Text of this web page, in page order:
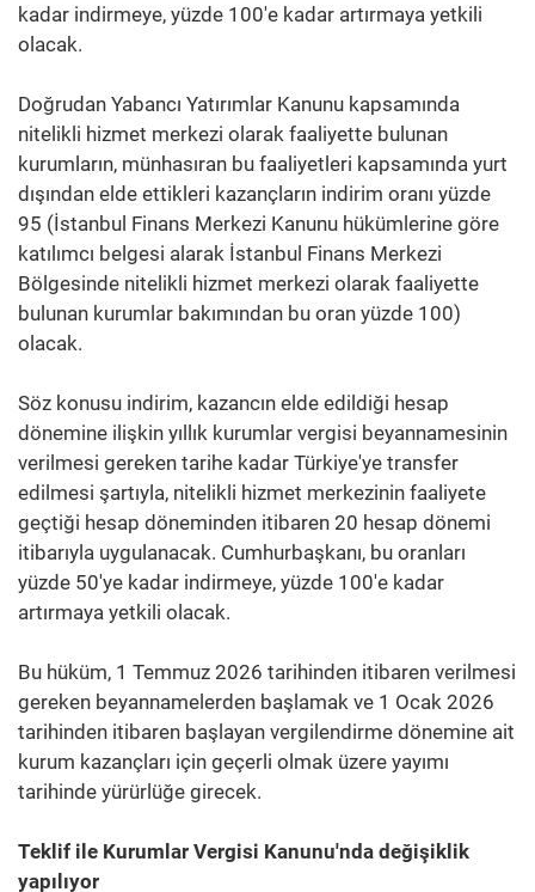
kadar indirmeye, yüzde 100'e kadar artırmaya yetkili
olacak.
Doğrudan Yabancı Yatırımlar Kanunu kapsamında
nitelikli hizmet merkezi olarak faaliyette bulunan
kurumların, münhasıran bu faaliyetleri kapsamında yurt
dışından elde ettikleri kazançların indirim oranı yüzde
95 (İstanbul Finans Merkezi Kanunu hükümlerine göre
katılımcı belgesi alarak İstanbul Finans Merkezi
Bölgesinde nitelikli hizmet merkezi olarak faaliyette
bulunan kurumlar bakımından bu oran yüzde 100)
olacak.
Söz konusu indirim, kazancın elde edildiği hesap
dönemine ilişkin yıllık kurumlar vergisi beyannamesinin
verilmesi gereken tarihe kadar Türkiye'ye transfer
edilmesi şartıyla, nitelikli hizmet merkezinin faaliyete
geçtiği hesap döneminden itibaren 20 hesap dönemi
itibarıyla uygulanacak. Cumhurbaşkanı, bu oranları
yüzde 50'ye kadar indirmeye, yüzde 100'e kadar
artırmaya yetkili olacak.
Bu hüküm, 1 Temmuz 2026 tarihinden itibaren verilmesi
gereken beyannamelerden başlamak ve 1 Ocak 2026
tarihinden itibaren başlayan vergilendirme dönemine ait
kurum kazançları için geçerli olmak üzere yayımı
tarihinde yürürlüğe girecek.
Teklif ile Kurumlar Vergisi Kanunu'nda değişiklik
yapılıyor